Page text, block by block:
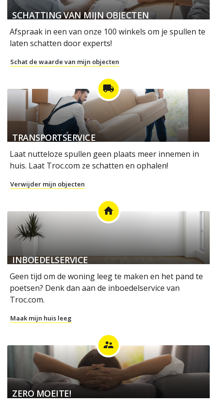
SCHATTING VAN MIJN OBJECTEN
Afspraak in een van onze 100 winkels om je spullen te
laten schatten door experts!
Schat de waarde van mijn objecten
local_shipping
TRANSPORTSERVICE
Laat nutteloze spullen geen plaats meer innemen in
huis. Laat Troc.com ze schatten en ophalen!
Verwijder mijn objecten
home
INBOEDELSERVICE
Geen tijd om de woning leeg te maken en het pand te
poetsen? Denk dan aan de inboedelservice van
Troc.com.
Maak mijn huis leeg
supervisor_account
ZERO MOEITE!